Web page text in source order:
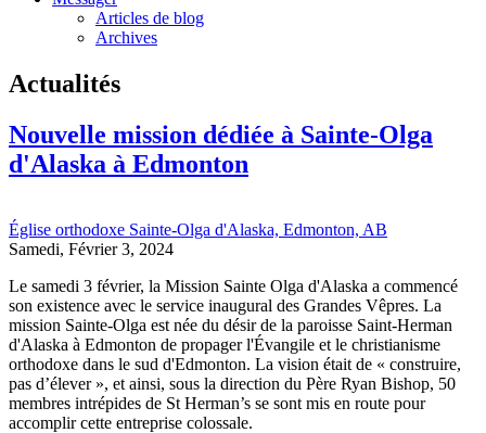
Articles de blog
Archives
Actualités
Nouvelle mission dédiée à Sainte-Olga
d'Alaska à Edmonton
Église orthodoxe Sainte-Olga d'Alaska, Edmonton, AB
Samedi, Février 3, 2024
Le samedi 3 février, la Mission Sainte Olga d'Alaska a commencé
son existence avec le service inaugural des Grandes Vêpres. La
mission Sainte-Olga est née du désir de la paroisse Saint-Herman
d'Alaska à Edmonton de propager l'Évangile et le christianisme
orthodoxe dans le sud d'Edmonton. La vision était de « construire,
pas d’élever », et ainsi, sous la direction du Père Ryan Bishop, 50
membres intrépides de St Herman’s se sont mis en route pour
accomplir cette entreprise colossale.